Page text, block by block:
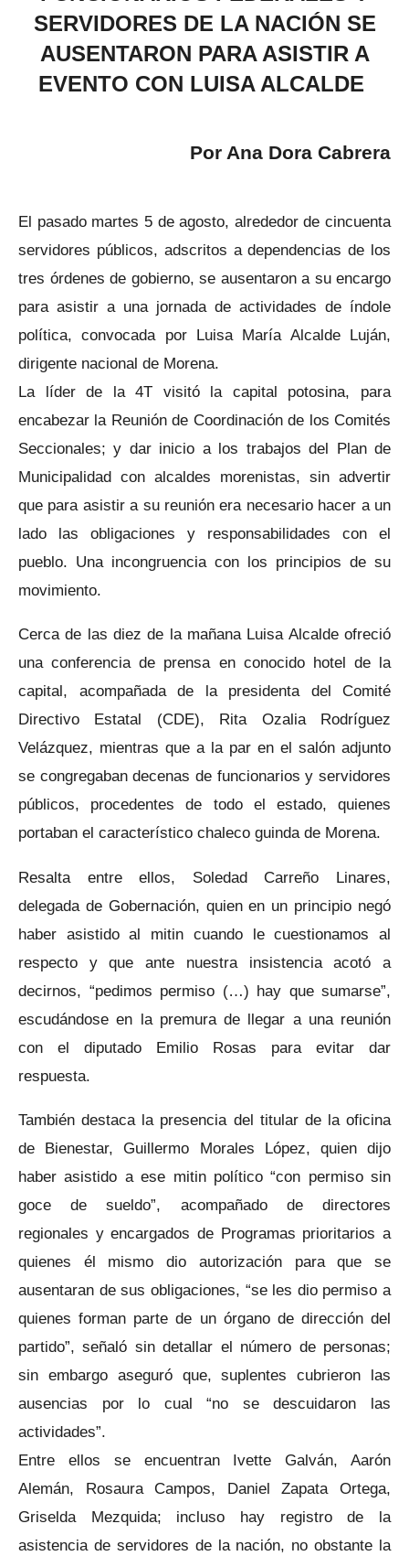
SERVIDORES DE LA NACIÓN SE
AUSENTARON PARA ASISTIR A
EVENTO CON LUISA ALCALDE
Por Ana Dora Cabrera
El pasado martes 5 de agosto, alrededor de cincuenta
servidores públicos, adscritos a dependencias de los
tres órdenes de gobierno, se ausentaron a su encargo
para asistir a una jornada de actividades de índole
política, convocada por Luisa María Alcalde Luján,
dirigente nacional de Morena.
La líder de la 4T visitó la capital potosina, para
encabezar la Reunión de Coordinación de los Comités
Seccionales; y dar inicio a los trabajos del Plan de
Municipalidad con alcaldes morenistas, sin advertir
que para asistir a su reunión era necesario hacer a un
lado las obligaciones y responsabilidades con el
pueblo. Una incongruencia con los principios de su
movimiento.
Cerca de las diez de la mañana Luisa Alcalde ofreció
una conferencia de prensa en conocido hotel de la
capital, acompañada de la presidenta del Comité
Directivo Estatal (CDE), Rita Ozalia Rodríguez
Velázquez, mientras que a la par en el salón adjunto
se congregaban decenas de funcionarios y servidores
públicos, procedentes de todo el estado, quienes
portaban el característico chaleco guinda de Morena.
Resalta entre ellos, Soledad Carreño Linares,
delegada de Gobernación, quien en un principio negó
haber asistido al mitin cuando le cuestionamos al
respecto y que ante nuestra insistencia acotó a
decirnos, “pedimos permiso (…) hay que sumarse”,
escudándose en la premura de llegar a una reunión
con el diputado Emilio Rosas para evitar dar
respuesta.
También destaca la presencia del titular de la oficina
de Bienestar, Guillermo Morales López, quien dijo
haber asistido a ese mitin político “con permiso sin
goce de sueldo”, acompañado de directores
regionales y encargados de Programas prioritarios a
quienes él mismo dio autorización para que se
ausentaran de sus obligaciones, “se les dio permiso a
quienes forman parte de un órgano de dirección del
partido”, señaló sin detallar el número de personas;
sin embargo aseguró que, suplentes cubrieron las
ausencias por lo cual “no se descuidaron las
actividades”.
Entre ellos se encuentran Ivette Galván, Aarón
Alemán, Rosaura Campos, Daniel Zapata Ortega,
Griselda Mezquida; incluso hay registro de la
asistencia de servidores de la nación, no obstante la